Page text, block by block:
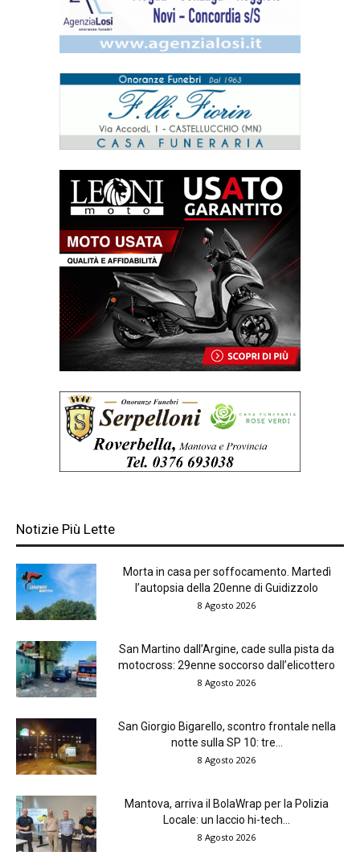
Notizie Più Lette
Morta in casa per soffocamento. Martedì
l’autopsia della 20enne di Guidizzolo
8 Agosto 2026
San Martino dall’Argine, cade sulla pista da
motocross: 29enne soccorso dall’elicottero
8 Agosto 2026
San Giorgio Bigarello, scontro frontale nella
notte sulla SP 10: tre...
8 Agosto 2026
Mantova, arriva il BolaWrap per la Polizia
Locale: un laccio hi-tech...
8 Agosto 2026